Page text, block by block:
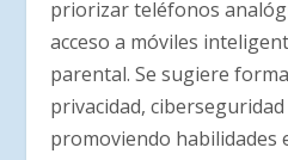
priorizar teléfonos
acceso a móviles
parental. Se sugiere
privacidad,
promoviendo habilidades